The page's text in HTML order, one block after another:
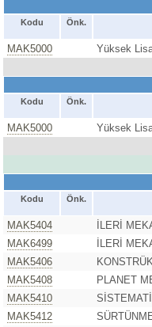
Kodu Önk.
MAK5000 Yüksek
Kodu Önk.
MAK5000 Yüksek
Kodu Önk.
MAK5404
İLERİ
MAK6499
İLERİ
MAK5406
MAK5408
PLANET
MAK5410
MAK5412